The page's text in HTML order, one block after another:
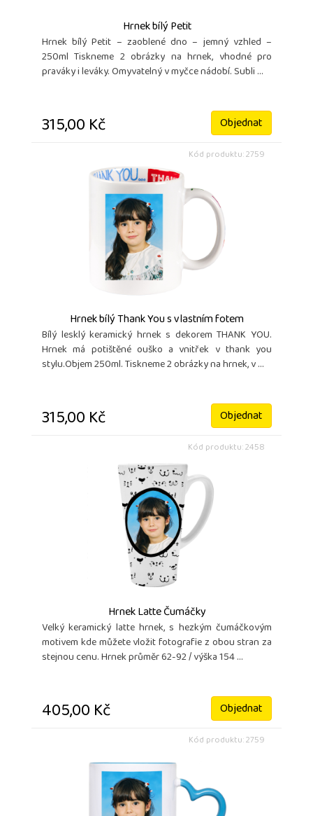
Hrnek bílý Petit
Hrnek bílý Petit – zaoblené dno – jemný vzhled –
250ml Tiskneme 2 obrázky na hrnek, vhodné pro
praváky i leváky. Omyvatelný v myčce nádobí. Subli ...
315,00 Kč Objednat
Kód produktu: 2759
Hrnek bílý Thank You s vlastním fotem
Bílý lesklý keramický hrnek s dekorem THANK YOU.
Hrnek má potištěné ouško a vnitřek v thank you
stylu.Objem 250ml. Tiskneme 2 obrázky na hrnek, v ...
315,00 Kč Objednat
Kód produktu: 2458
Hrnek Latte Čumáčky
Velký keramický latte hrnek, s hezkým čumáčkovým
motivem kde můžete vložit fotografie z obou stran za
stejnou cenu. Hrnek průměr 62-92 / výška 154 ...
405,00 Kč Objednat
Kód produktu: 2759